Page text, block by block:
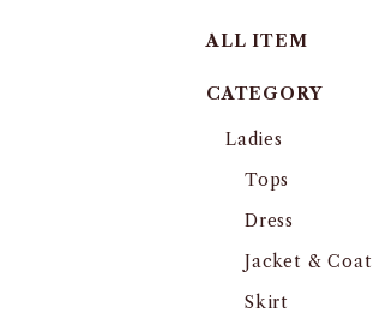
ALL ITEM
CATEGORY
Ladies
Tops
Dress
Jacket & Coat
Skirt